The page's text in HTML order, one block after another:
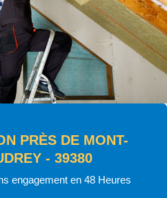
PRÈS DE MONT-
- 39380
engagement en 48 Heures